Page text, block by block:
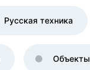
Русская техника
Объекты